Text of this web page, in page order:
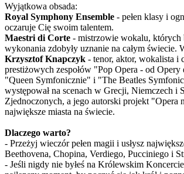
Wyjątkowa obsada:
Royal Symphony Ensemble - pełen klasy i
oczaruje Cię swoim talentem.
Maestri di Corte - mistrzowie wokalu, których
wykonania zdobyły uznanie na całym świecie.
Krzysztof Knapczyk - tenor, aktor, wokalista i
prestiżowych zespołów "Pop Opera - od
"Queen Symfonicznie" i "The Beatles
występował na scenach w Grecji, Niemczech i
Zjednoczonych, a jego autorski projekt "Opera
największe miasta na świecie.
Dlaczego warto?
- Przeżyj wieczór pełen magii i usłysz
Beethovena, Chopina, Verdiego, Pucciniego i
- Jeśli nigdy nie byłeś na Królewskim